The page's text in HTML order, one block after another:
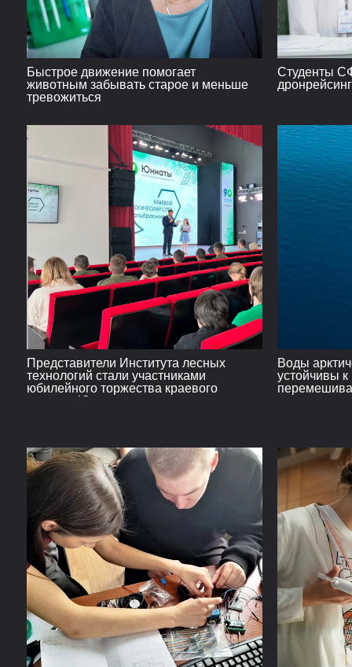
Быстрое движение помогает
животным забывать старое и меньше
тревожиться
Студенты
Представители Института лесных
технологий стали участниками
юбилейного торжества краевого
центра «Юннаты»
Воды
устойчивы